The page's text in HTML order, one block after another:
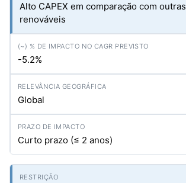
Alto CAPEX em comparação com outras
renováveis
-5.2%
Global
Curto prazo (≤ 2 anos)